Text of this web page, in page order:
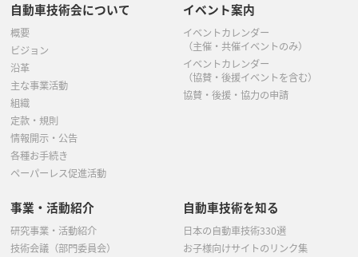
自動車技術会について
概要
ビジョン
沿革
主な事業活動
組織
定款・規則
情報開示・公告
各種お手続き
ペーパーレス促進活動
イベント案内
イベントカレンダー
（主催・共催イベントのみ）
イベントカレンダー
（協賛・後援イベントを含む）
協賛・後援・協力の申請
事業・活動紹介
研究事業・活動紹介
技術会議（部門委員会）
自動車技術を知る
日本の自動車技術330選
お子様向けサイトのリンク集